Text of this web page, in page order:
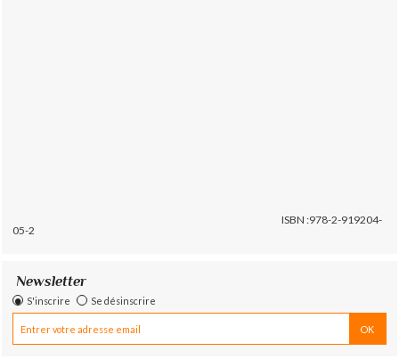
ISBN :978-2-919204-
05-2
Newsletter
S'inscrire Se désinscrire